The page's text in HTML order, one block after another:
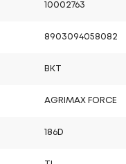
10002763
8903094058082
BKT
AGRIMAX FORCE
186D